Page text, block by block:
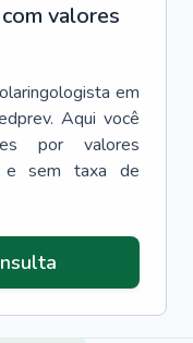
valores
em
Aqui você
por valores
e sem taxa de